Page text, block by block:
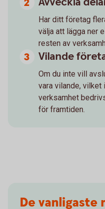
Har ditt företag
välja att lägga ner
resten av
Vilande
Om du inte vill
vara vilande, vilket
verksamhet
för framtiden.
De